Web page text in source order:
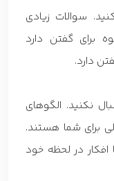
سوالات زیادی
برای گفتن دارد
دارد.
نکنید. الگوهای
برای شما هستند.
افکار در لحظه خود